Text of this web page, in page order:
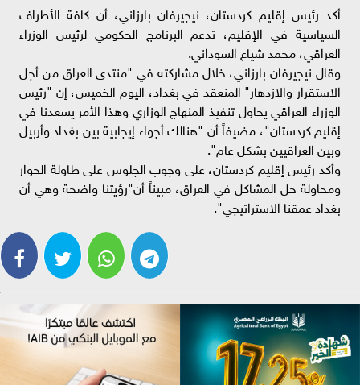
أكد رئيس إقليم كردستان، نيجيرفان بارزاني، أن كافة الأطراف
السياسية في الإقليم، تدعم البرنامج الحكومي لرئيس الوزراء
العراقي، محمد شياع السوداني.
وقال نيجيرفان بارزاني، خلال مشاركته في "منتدى العراق من أجل
الاستقرار والازدهار" المنعقد في بغداد، اليوم الخميس، إن "رئيس
الوزراء العراقي يحاول تنفيذ المنهاج الوزاري وهذا الأمر يسعدنا في
إقليم كردستان"، مضيفاً أن "هنالك أجواء إيجابية بين بغداد وأربيل
وبين العراقيين بشكل عام".
وأكد رئيس إقليم كردستان، على وجوب الجلوس على طاولة الحوار
ومحاولة حل المشاكل في العراق، مبيناً أن"رؤيتنا واضحة وهي أن
بغداد عمقنا الاستراتيجي".